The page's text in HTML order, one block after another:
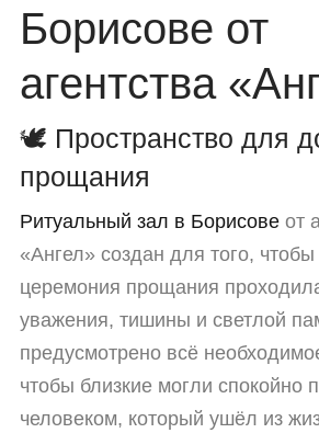
Борисове от
агентства
🕊 Пространство для
прощания
Ритуальный зал в Борисове от
«Ангел» создан для того,
церемония прощания
уважения, тишины и светлой
предусмотрено всё
чтобы близкие могли спокойно
человеком, который ушёл из